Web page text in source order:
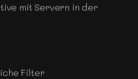
mit Servern in der
Filter